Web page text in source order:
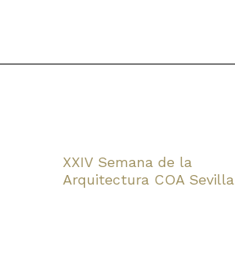
XXIV Semana de la
Arquitectura COA Sevilla